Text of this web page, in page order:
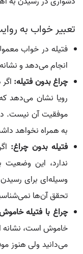
تعبیر خواب به
فتيله در خواب
انجام می‌دهد و
چراغ بدون فتيله:
رویا نشان می‌دهد
موفقیت آن نیست.
به همراه نخواهد
فتيله بدون چراغ:
ندارد، این
وسیله‌ای برای
تحقق آن‌ها
چراغ با فتيله
خاموش است، نشانه
می‌دانید ولی هنوز